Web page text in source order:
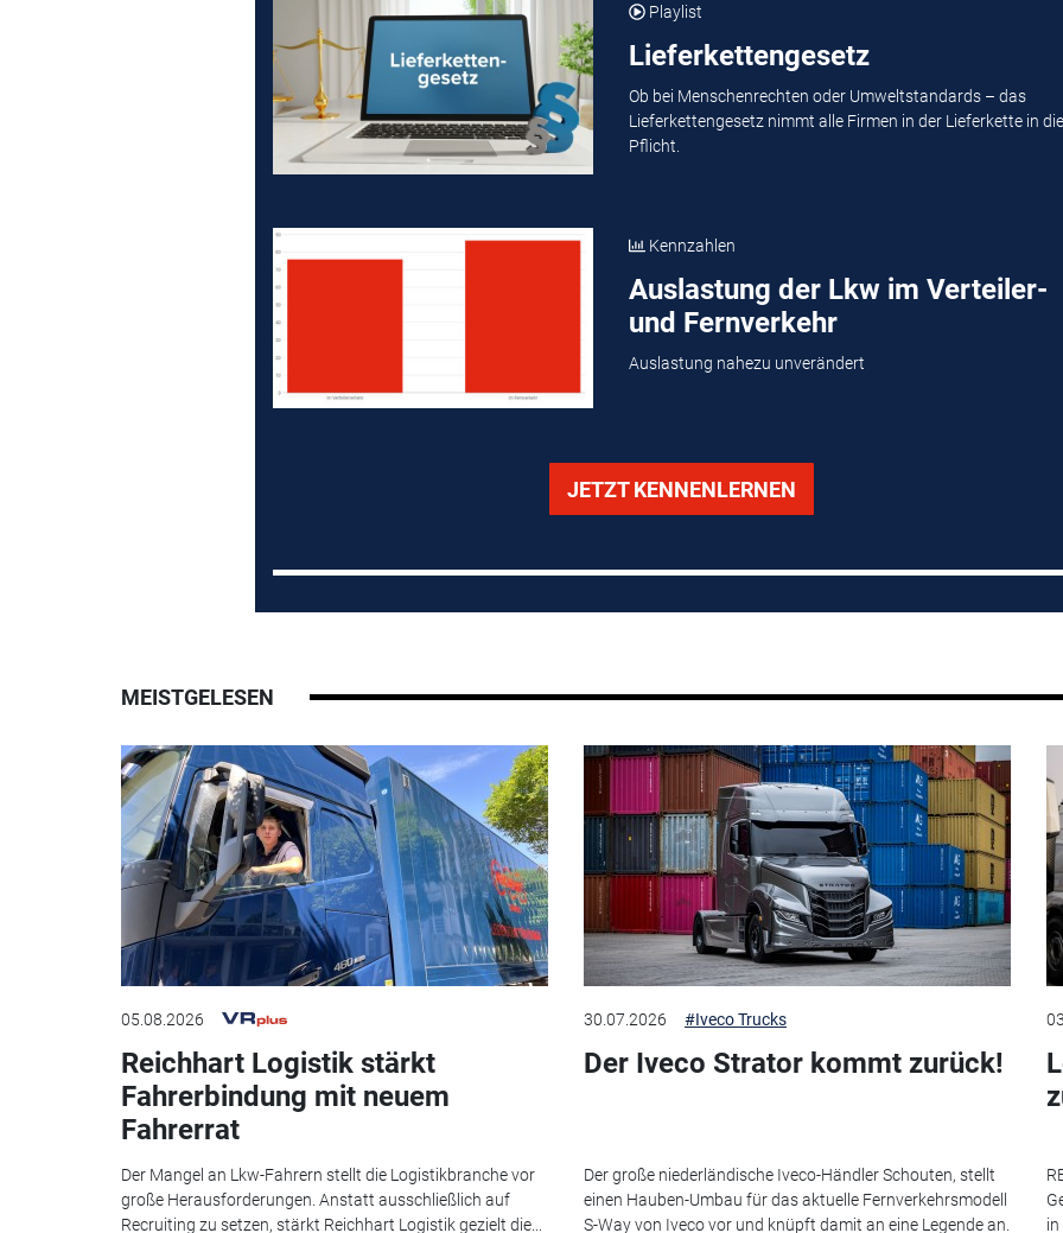
Playlist
Lieferkettengesetz
Ob bei Menschenrechten oder Umweltstandards – das
Lieferkettengesetz nimmt alle Firmen in der Lieferkette in die
Pflicht.
Kennzahlen
Auslastung der Lkw im Verteiler-
und Fernverkehr
Auslastung nahezu unverändert
JETZT KENNENLERNEN
MEISTGELESEN
05.08.2026
Reichhart Logistik stärkt
Fahrerbindung mit neuem
Fahrerrat
Der Mangel an Lkw-Fahrern stellt die Logistikbranche vor
große Herausforderungen. Anstatt ausschließlich auf
Recruiting zu setzen, stärkt Reichhart Logistik gezielt die...
30.07.2026 #Iveco Trucks
Der Iveco Strator kommt zurück!
Der große niederländische Iveco-Händler Schouten, stellt
einen Hauben-Umbau für das aktuelle Fernverkehrsmodell
S-Way von Iveco vor und knüpft damit an eine Legende an.
in